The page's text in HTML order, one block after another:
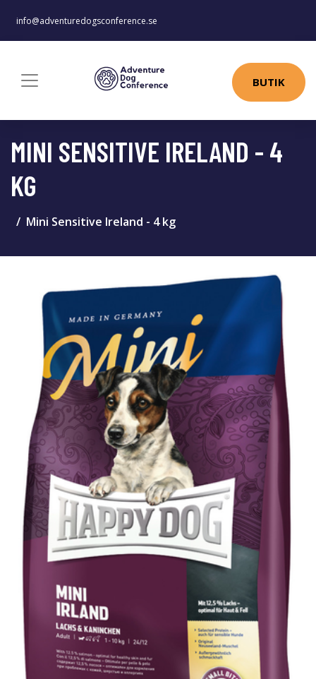
info@adventuredogsconference.se
BUTIK
MINI SENSITIVE IRELAND - 4
KG
Mini Sensitive Ireland - 4 kg